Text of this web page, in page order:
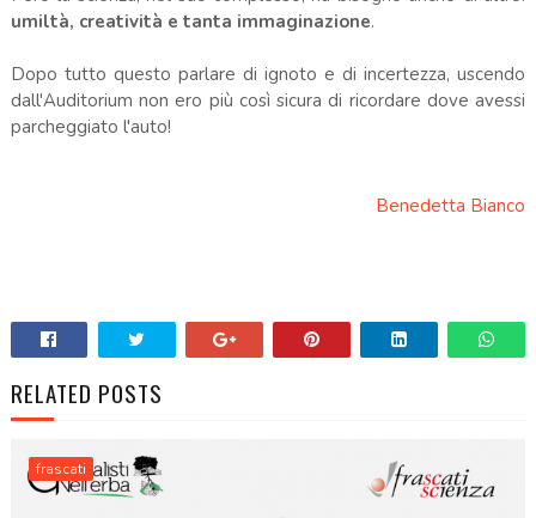
umiltà, creatività e tanta immaginazione.
Dopo tutto questo parlare di ignoto e di incertezza, uscendo
dall'Auditorium non ero più così sicura di ricordare dove avessi
parcheggiato l'auto!
Benedetta Bianco
RELATED POSTS
frascati